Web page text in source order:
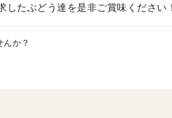
たぶどう達を是非ご賞味ください
んか？